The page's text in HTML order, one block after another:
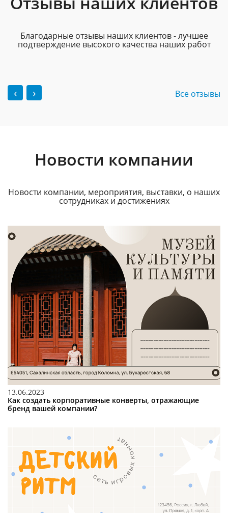
Благодарные отзывы наших клиентов - лучшее
подтверждение высокого качества наших работ
‹ › Все отзывы
Новости компании
Новости компании, мероприятия, выставки, о наших
сотрудниках и достижениях
13.06.2023
Как создать корпоративные конверты, отражающие
бренд вашей компании?